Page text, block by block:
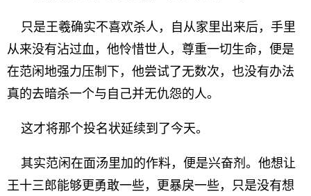
只是王羲确实不喜欢杀人，自从家里出来后，手里
从来没有沾过血，他怜惜世人，尊重一切生命，便是
在范闲地强力压制下，他尝试了无数次，也没有办法
真的去暗杀一个与自己并无仇怨的人。
这才将那个投名状延续到了今天。
其实范闲在面汤里加的作料，便是兴奋剂。他想让
王十三郎能够更勇敢一些，更暴戾一些，只是没有想